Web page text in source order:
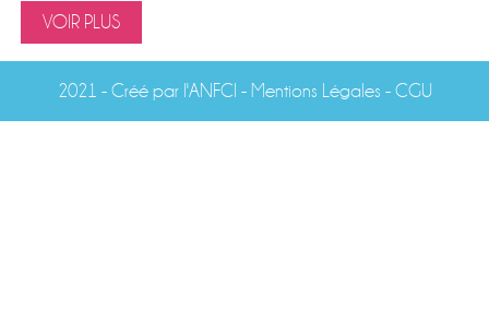
VOIR PLUS
2021 - Créé par l'ANFCI - Mentions Légales - CGU